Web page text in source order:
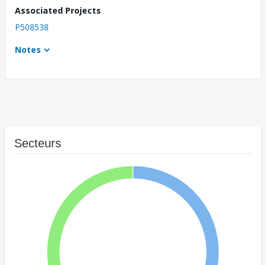
Associated Projects
P508538
Notes
Secteurs